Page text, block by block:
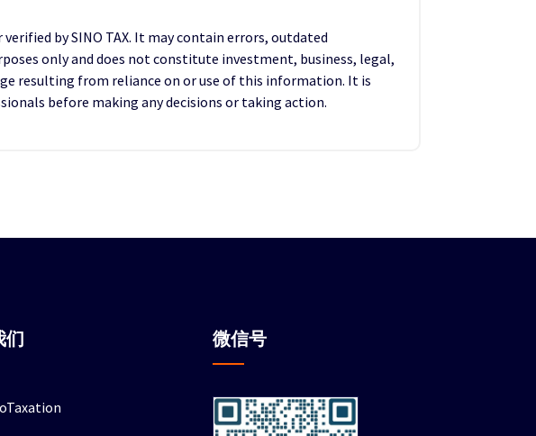
by SINO TAX. It may contain errors, outdated
only and does not constitute investment, business, legal,
resulting from reliance on or use of this information. It is
before making any decisions or taking action.
们 微信号